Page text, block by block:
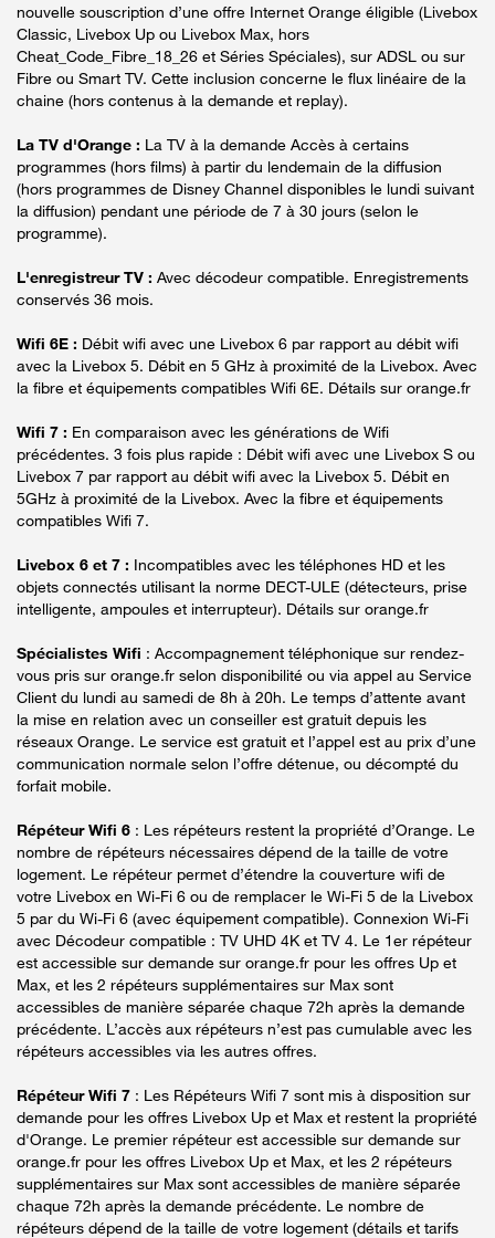
nouvelle souscription d’une offre Internet Orange éligible (Livebox
Classic, Livebox Up ou Livebox Max, hors
Cheat_Code_Fibre_18_26 et Séries Spéciales), sur ADSL ou sur
Fibre ou Smart TV. Cette inclusion concerne le flux linéaire de la
chaine (hors contenus à la demande et replay).
La TV d'Orange : La TV à la demande Accès à certains
programmes (hors films) à partir du lendemain de la diffusion
(hors programmes de Disney Channel disponibles le lundi suivant
la diffusion) pendant une période de 7 à 30 jours (selon le
programme).
L'enregistreur TV : Avec décodeur compatible. Enregistrements
conservés 36 mois.
Wifi 6E : Débit wifi avec une Livebox 6 par rapport au débit wifi
avec la Livebox 5. Débit en 5 GHz à proximité de la Livebox. Avec
la fibre et équipements compatibles Wifi 6E. Détails sur orange.fr
Wifi 7 : En comparaison avec les générations de Wifi
précédentes. 3 fois plus rapide : Débit wifi avec une Livebox S ou
Livebox 7 par rapport au débit wifi avec la Livebox 5. Débit en
5GHz à proximité de la Livebox. Avec la fibre et équipements
compatibles Wifi 7.
Livebox 6 et 7 : Incompatibles avec les téléphones HD et les
objets connectés utilisant la norme DECT-ULE (détecteurs, prise
intelligente, ampoules et interrupteur). Détails sur orange.fr
Spécialistes Wifi : Accompagnement téléphonique sur rendez-
vous pris sur orange.fr selon disponibilité ou via appel au Service
Client du lundi au samedi de 8h à 20h. Le temps d’attente avant
la mise en relation avec un conseiller est gratuit depuis les
réseaux Orange. Le service est gratuit et l’appel est au prix d’une
communication normale selon l’offre détenue, ou décompté du
forfait mobile.
Répéteur Wifi 6 : Les répéteurs restent la propriété d’Orange. Le
nombre de répéteurs nécessaires dépend de la taille de votre
logement. Le répéteur permet d’étendre la couverture wifi de
votre Livebox en Wi-Fi 6 ou de remplacer le Wi-Fi 5 de la Livebox
5 par du Wi-Fi 6 (avec équipement compatible). Connexion Wi-Fi
avec Décodeur compatible : TV UHD 4K et TV 4. Le 1er répéteur
est accessible sur demande sur orange.fr pour les offres Up et
Max, et les 2 répéteurs supplémentaires sur Max sont
accessibles de manière séparée chaque 72h après la demande
précédente. L’accès aux répéteurs n’est pas cumulable avec les
répéteurs accessibles via les autres offres.
Répéteur Wifi 7 : Les Répéteurs Wifi 7 sont mis à disposition sur
demande pour les offres Livebox Up et Max et restent la propriété
d'Orange. Le premier répéteur est accessible sur demande sur
orange.fr pour les offres Livebox Up et Max, et les 2 répéteurs
supplémentaires sur Max sont accessibles de manière séparée
chaque 72h après la demande précédente. Le nombre de
répéteurs dépend de la taille de votre logement (détails et tarifs